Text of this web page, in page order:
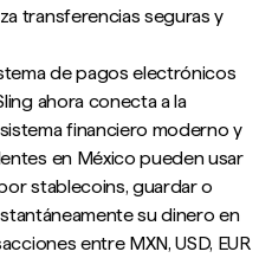
transferencias seguras y
de pagos electrónicos
ahora conecta a la
financiero moderno y
en México pueden usar
stablecoins, guardar o
su dinero en
entre MXN, USD, EUR